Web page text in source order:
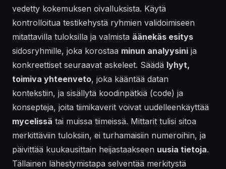
vedetty kokemuksen oivalluksista. Käytä
kontrolloitua testikehystä ryhmien validoimiseen
mitattavilla tuloksilla ja valmista äänekäs esitys
sidosryhmille, joka korostaa minun analyysini ja
konkreettiset seuraavat askeleet. Säädä lyhyt,
toimiva yhteenveto, joka kääntää datan
kontekstiin, ja sisällytä koodinpätkiä (code) ja
konsepteja, joita tiimikaverit voivat uudelleenkäyttää
mycelissä tai muissa tiimeissä. Mittarit tulisi sitoa
merkittäviin tuloksiin, ei turhamaisiin numeroihin, ja
päivittää kuukausittain heijastaakseen uusia tietoja.
Tällainen lähestymistapa selventää merkitystä